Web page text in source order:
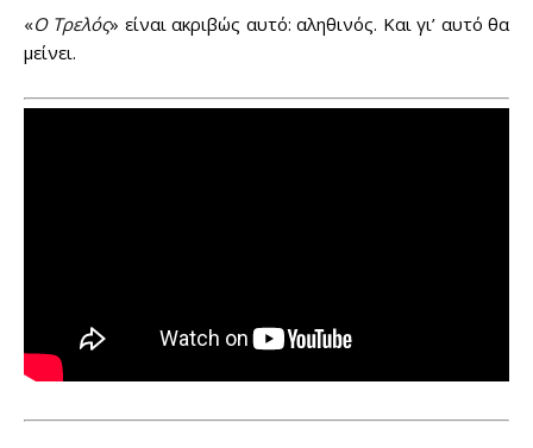
«Ο Τρελός» είναι ακριβώς αυτό: αληθινός. Και γι’ αυτό θα
μείνει.